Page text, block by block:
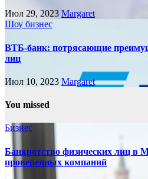
Июл 29, 2023 Margaret
Шоу бизнес
ВТБ-банк: потрясающие
лиц
Июл 10, 2023 Margaret
You missed
Бизнес
Банкротство физических лиц в
проверенных компаний